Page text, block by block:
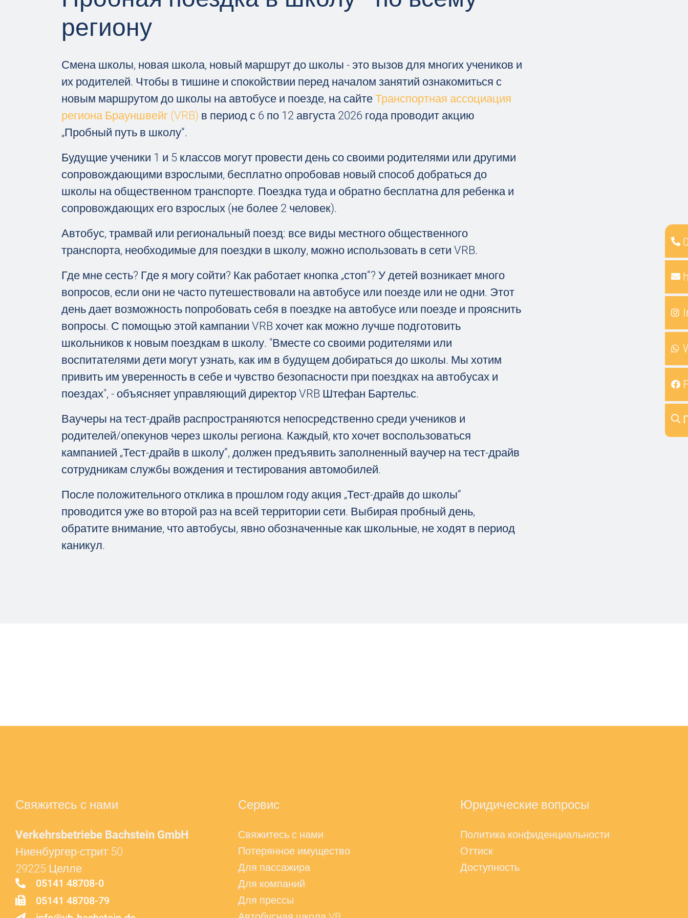
региону
Смена школы, новая школа, новый маршрут до школы - это вызов для многих учеников и
их родителей. Чтобы в тишине и спокойствии перед началом занятий ознакомиться с
новым маршрутом до школы на автобусе и поезде, на сайте Транспортная ассоциация
региона Брауншвейг (VRB) в период с 6 по 12 августа 2026 года проводит акцию
„Пробный путь в школу“.
Будущие ученики 1 и 5 классов могут провести день со своими родителями или другими
сопровождающими взрослыми, бесплатно опробовав новый способ добраться до
школы на общественном транспорте. Поездка туда и обратно бесплатна для ребенка и
сопровождающих его взрослых (не более 2 человек).
Автобус, трамвай или региональный поезд: все виды местного общественного
транспорта, необходимые для поездки в школу, можно использовать в сети VRB.
Где мне сесть? Где я могу сойти? Как работает кнопка „стоп“? У детей возникает много
вопросов, если они не часто путешествовали на автобусе или поезде или не одни. Этот
день дает возможность попробовать себя в поездке на автобусе или поезде и прояснить
вопросы. С помощью этой кампании VRB хочет как можно лучше подготовить
школьников к новым поездкам в школу. "Вместе со своими родителями или
воспитателями дети могут узнать, как им в будущем добираться до школы. Мы хотим
привить им уверенность в себе и чувство безопасности при поездках на автобусах и
поездах", - объясняет управляющий директор VRB Штефан Бартельс.
Ваучеры на тест-драйв распространяются непосредственно среди учеников и
родителей/опекунов через школы региона. Каждый, кто хочет воспользоваться
кампанией „Тест-драйв в школу“, должен предъявить заполненный ваучер на тест-драйв
сотрудникам службы вождения и тестирования автомобилей.
После положительного отклика в прошлом году акция „Тест-драйв до школы“
проводится уже во второй раз на всей территории сети. Выбирая пробный день,
обратите внимание, что автобусы, явно обозначенные как школьные, не ходят в период
каникул.
Свяжитесь с нами
Verkehrsbetriebe Bachstein GmbH
Ниенбургер-стрит 50
29225 Целле
05141 48708-0
05141 48708-79
Сервис
Свяжитесь с нами
Потерянное имущество
Для пассажира
Для компаний
Для прессы
Юридические вопросы
Политика конфиденциальности
Оттиск
Доступность